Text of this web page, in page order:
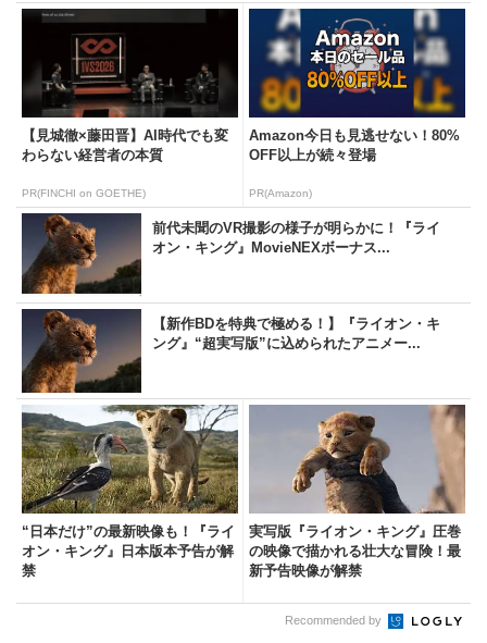
【見城徹×藤田晋】AI時代でも変
わらない経営者の本質
PR(FINCHI on GOETHE)
Amazon今日も見逃せない！80%
OFF以上が続々登場
PR(Amazon)
前代未聞のVR撮影の様子が明らかに！『ライ
オン・キング』MovieNEXボーナス...
【新作BDを特典で極める！】『ライオン・キ
ング』“超実写版”に込められたアニメー...
“日本だけ”の最新映像も！『ライ
オン・キング』日本版本予告が解
禁
実写版『ライオン・キング』圧巻
の映像で描かれる壮大な冒険！最
新予告映像が解禁
Recommended by